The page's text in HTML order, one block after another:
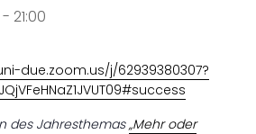
- 21:00
due.zoom.us/j/62939380307?
des Jahresthemas„Mehr oder